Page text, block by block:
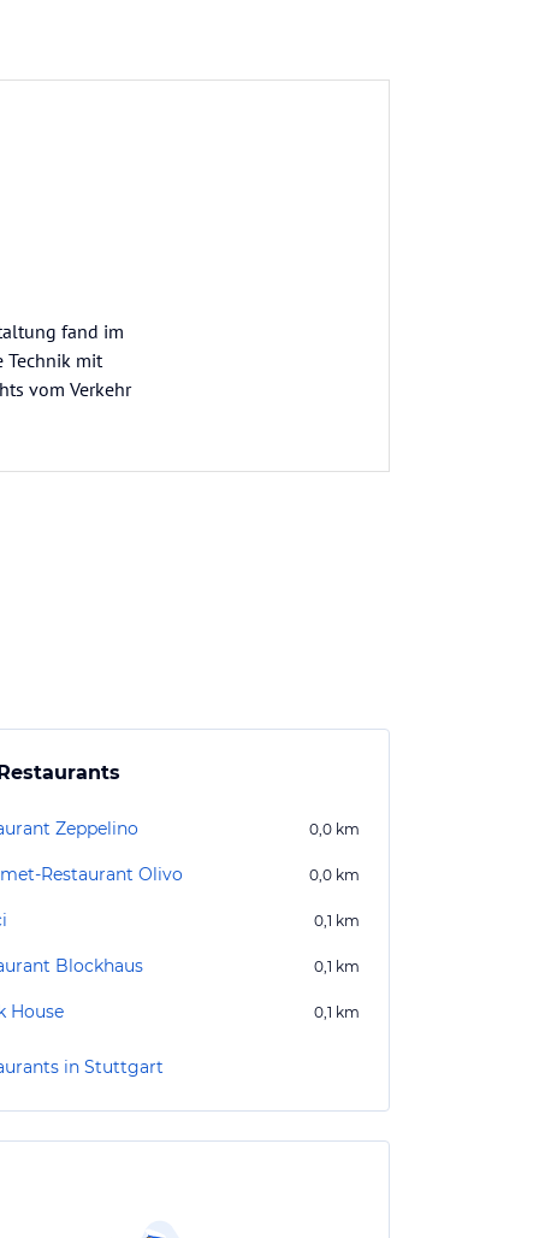
fand im
Technik mit
vom Verkehr
Zeppelino 0,0 km
Restaurant Olivo 0,0 km
0,1 km
Blockhaus 0,1 km
House 0,1 km
in Stuttgart